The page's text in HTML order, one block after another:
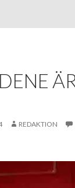
REDAKTION